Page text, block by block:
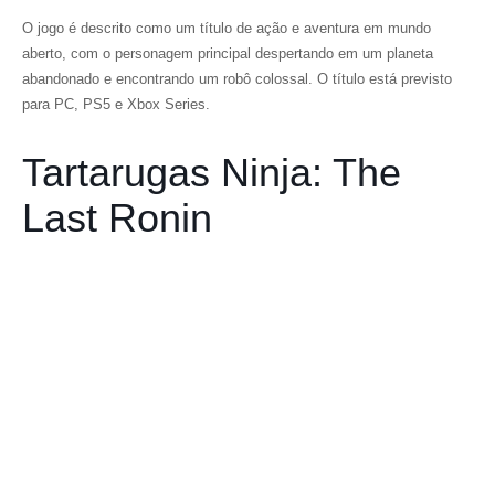
O jogo é descrito como um título de ação e aventura em mundo
aberto, com o personagem principal despertando em um planeta
abandonado e encontrando um robô colossal. O título está previsto
para PC, PS5 e Xbox Series.
Tartarugas Ninja: The
Last Ronin